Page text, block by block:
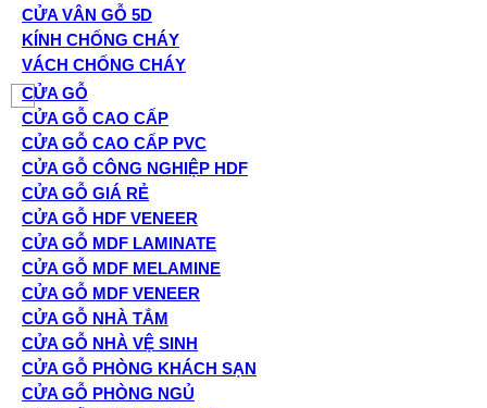
CỬA VÂN GỖ 5D
KÍNH CHỐNG CHÁY
VÁCH CHỐNG CHÁY
CỬA GỖ
CỬA GỖ CAO CẤP
CỬA GỖ CAO CẤP PVC
CỬA GỖ CÔNG NGHIỆP HDF
CỬA GỖ GIÁ RẺ
CỬA GỖ HDF VENEER
CỬA GỖ MDF LAMINATE
CỬA GỖ MDF MELAMINE
CỬA GỖ MDF VENEER
CỬA GỖ NHÀ TẮM
CỬA GỖ NHÀ VỆ SINH
CỬA GỖ PHÒNG KHÁCH SẠN
CỬA GỖ PHÒNG NGỦ